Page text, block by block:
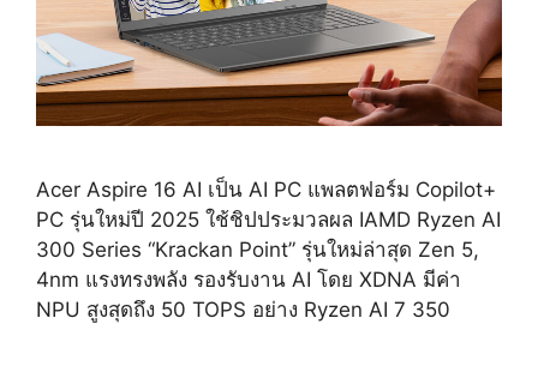
Acer Aspire 16 AI เป็น AI PC แพลตฟอร์ม Copilot+
PC รุ่นใหม่ปี 2025 ใช้ชิปประมวลผล IAMD Ryzen AI
300 Series “Krackan Point” รุ่นใหม่ล่าสุด Zen 5,
4nm แรงทรงพลัง รองรับงาน AI โดย XDNA มีค่า
NPU สูงสุดถึง 50 TOPS อย่าง Ryzen AI 7 350